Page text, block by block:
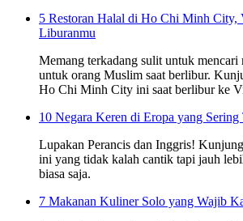
5 Restoran Halal di Ho Chi Minh City,
Liburanmu
Memang terkadang sulit untuk mencari
untuk orang Muslim saat berlibur.
Ho Chi Minh City ini saat berlibur ke
10 Negara Keren di Eropa yang Sering
Lupakan Perancis dan Inggris!
ini yang tidak kalah cantik tapi jauh
biasa saja.
7 Makanan Kuliner Solo yang Wajib